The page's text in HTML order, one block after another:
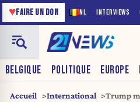
NL INTERVIEWS
♥FAIRE UN DON
BELGIQUE POLITIQUE EUROPE
Accueil International
Trump